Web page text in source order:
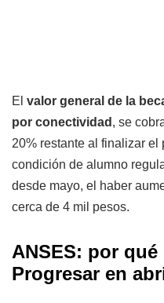
El valor general de la
por conectividad , se
20% restante al finalizar el
condición de alumno
desde mayo, el haber
cerca de 4 mil pesos.
ANSES: por
Progresar en